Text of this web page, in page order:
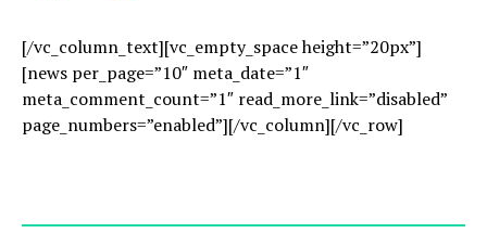
[/vc_column_text][vc_empty_space height=”20px”]
[news per_page=”10″ meta_date=”1″
meta_comment_count=”1″ read_more_link=”disabled”
page_numbers=”enabled”][/vc_column][/vc_row]